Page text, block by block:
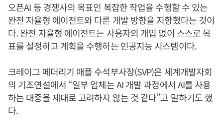
오픈AI 등 경쟁사의 목표인 복잡한 작업을 수행할 수 있는
완전 자율형 에이전트와 다른 개발 방향을 지향했다는 것이
다. 완전 자율형 에이전트는 사용자의 개입 없이 스스로 목
표를 설정하고 계획을 수행하는 인공지능 시스템이다.
크레이그 페더리기 애플 수석부사장(SVP)은 세계개발자회
의 기조연설에서 “일부 업체는 AI 개발 과정에서 AI를 사용
하는 대중을 제대로 고려하지 않는 것 같다”고 말하기도 했
다.